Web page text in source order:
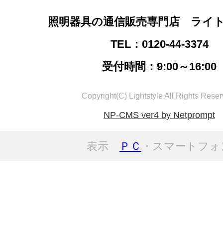
照明器具の通信販売専門店 ライ
TEL：0120-44-3374
受付時間：9:00～16:00
Copyright(C) Lightstyle All Rights
NP-CMS ver4 by Netprompt
表示 ＰＣ ・スマートフ